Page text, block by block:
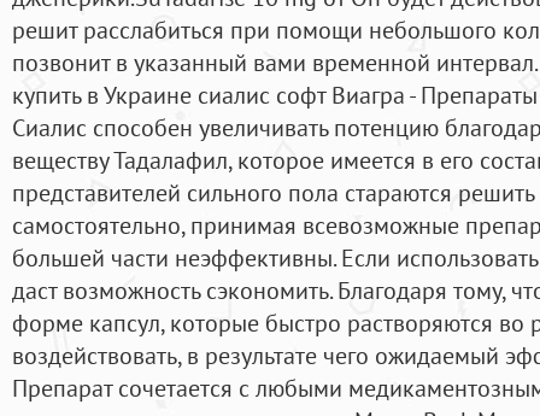
решит расслабиться при помощи небольшого
позвонит в указанный вами временной
купить в Украине сиалис софт Виагра -
Сиалис способен увеличивать потенцию
веществу Тадалафил, которое имеется в его
представителей сильного пола стараются
самостоятельно, принимая всевозможные
большей части неэффективны. Если
даст возможность сэкономить. Благодаря тому,
форме капсул, которые быстро растворяются во
воздействовать, в результате чего ожидаемый
Препарат сочетается с любыми